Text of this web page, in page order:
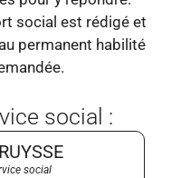
social est rédigé et
permanent habilité
social :
social